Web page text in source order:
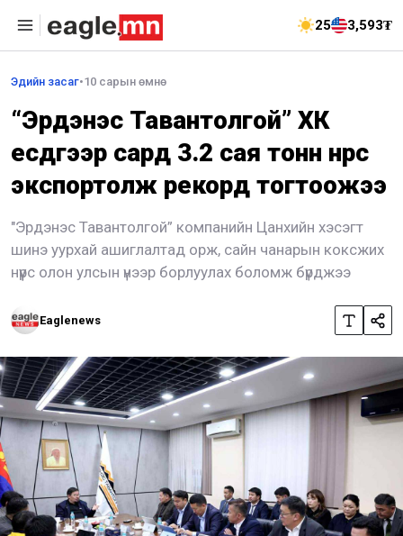
25 3,593₮
Эдийн засаг•10 сарын өмнө
“Эрдэнэс Тавантолгой” ХК
есдүгээр сард 3.2 сая тонн нүүрс
экспортолж рекорд тогтоожээ
"Эрдэнэс Тавантолгой” компанийн Цанхийн хэсэгт
шинэ уурхай ашиглалтад орж, сайн чанарын коксжих
нүүрс олон улсын үнээр борлуулах боломж бүрджээ
Eaglenews